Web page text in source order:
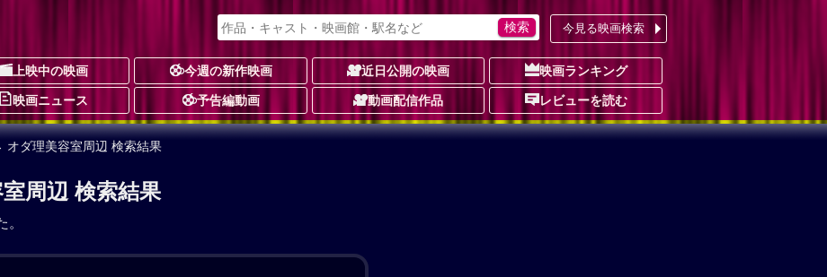
今見る映画検索
上映中の映画 今週の新作映画 近日公開の映画 映画ランキング
映画ニュース 予告編動画 動画配信作品 レビューを読む
オダ理美容室周辺 検索結果
周辺 検索結果